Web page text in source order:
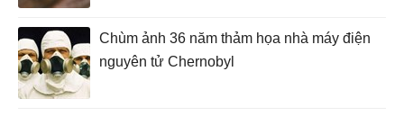
Chùm ảnh 36 năm thảm họa nhà máy điện
nguyên tử Chernobyl